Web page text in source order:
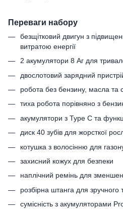
Переваги набору
безщітковий двигун з
витратою енергії
2 акумулятори 8 Аг для
двослотовий зарядний
робота без бензину, масла та
тиха робота порівняно з
акумулятори з Type C та
диск 40 зубів для жорсткої
котушка з волосінню для
захисний кожух для безпеки
наплічний ремінь для
розбірна штанга для зручного
сумісність з акумуляторами